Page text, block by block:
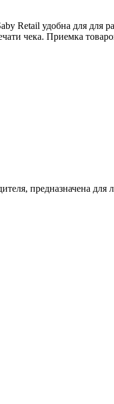
Retail удобна для для
чека. Приемка
предназначена для